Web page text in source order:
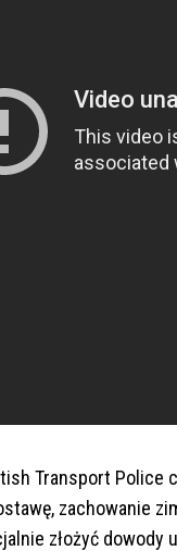
Transport Police
zachowanie
złożyć dowody